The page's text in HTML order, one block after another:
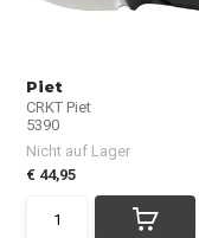
Piet
CRKT Piet
5390
Nicht auf Lager
€ 44,95